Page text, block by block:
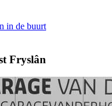
in de buurt
Fryslân